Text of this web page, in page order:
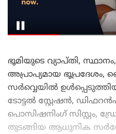
ഭൂമിയുടെ വ്യാപ്തി,
അപ്രാപ്യമായ ഭൂപ്രദേശം,
സർവ്വെയിൽ
ടോട്ടൽ സ്റ്റേഷൻ,
പൊസിഷനിംഗ് സിസ്റ്റം,
തുടങ്ങിയ ആധുനിക സർവേ